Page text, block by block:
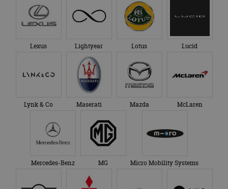
Lexus Lightyear Lotus Lucid
Lynk & Co Maserati Mazda McLaren
Mercedes-Benz MG Micro Mobility Systems